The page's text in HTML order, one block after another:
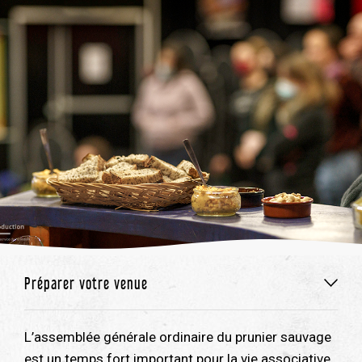
L’assemblée générale ordinaire du prunier sauvage
est un temps fort important pour la vie associative
Préparer votre venue